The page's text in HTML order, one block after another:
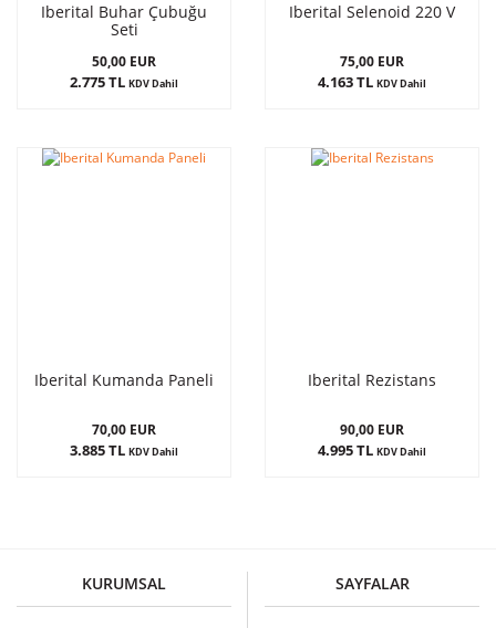
Iberital Buhar Çubuğu
Seti
50,00 EUR
2.775 TL KDV Dahil
Iberital Selenoid 220 V
75,00 EUR
4.163 TL KDV Dahil
Iberital Kumanda Paneli
70,00 EUR
3.885 TL KDV Dahil
Iberital Rezistans
90,00 EUR
4.995 TL KDV Dahil
KURUMSAL SAYFALAR